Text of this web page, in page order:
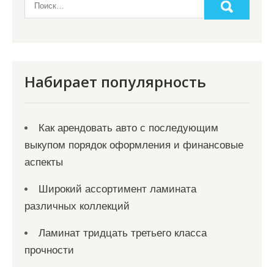
м
Набирает популярность
Как арендовать авто с последующим
выкупом порядок оформления и финансовые
аспекты
Широкий ассортимент ламината
различных коллекций
Ламинат тридцать третьего класса
прочности